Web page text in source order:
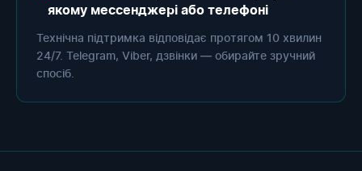
якому мессенджері або телефоні
Технічна підтримка відповідає протягом 10 хвилин
24/7. Telegram, Viber, дзвінки — обирайте зручний
спосіб.